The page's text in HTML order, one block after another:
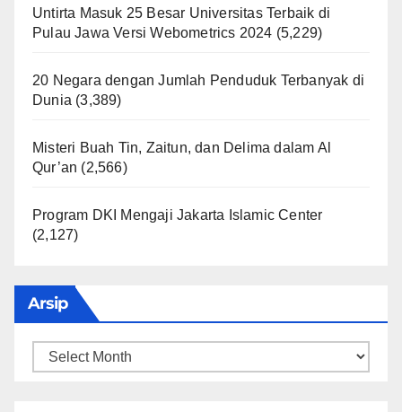
Untirta Masuk 25 Besar Universitas Terbaik di
Pulau Jawa Versi Webometrics 2024 (5,229)
20 Negara dengan Jumlah Penduduk Terbanyak di
Dunia (3,389)
Misteri Buah Tin, Zaitun, dan Delima dalam Al
Qur’an (2,566)
Program DKI Mengaji Jakarta Islamic Center
(2,127)
Arsip
Arsip